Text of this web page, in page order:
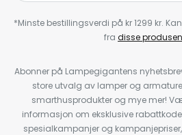
*Minste bestillingsverdi på kr 1299 kr.
fra disse
Abonner på Lampegigantens
store utvalg av lamper og
smarthusprodukter og mye mer!
informasjon om eksklusive
spesialkampanjer og